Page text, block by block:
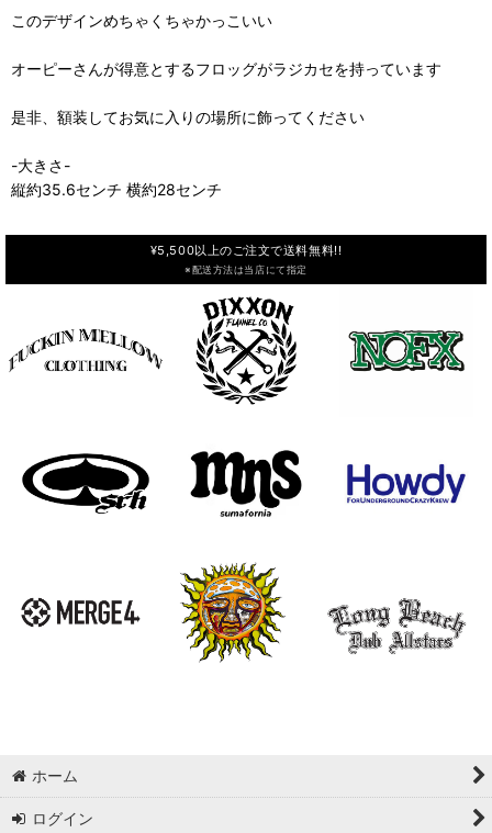
このデザインめちゃくちゃかっこいい
オーピーさんが得意とするフロッグがラジカセを持っています
是非、額装してお気に入りの場所に飾ってください
-大きさ-
縦約35.6センチ 横約28センチ
¥5,500以上のご注文で送料無料!!
※配送方法は当店にて指定
ホーム
ログイン